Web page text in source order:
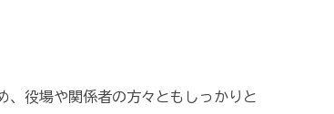
役場や関係者の方々ともしっかりと